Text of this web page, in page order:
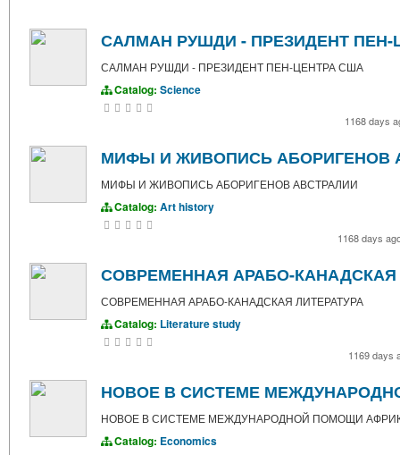
САЛМАН РУШДИ - ПРЕЗИДЕНТ
САЛМАН РУШДИ - ПРЕЗИДЕНТ ПЕН-ЦЕНТРА США
Catalog: Science
1168 days
МИФЫ И ЖИВОПИСЬ АБОРИГЕНОВ
МИФЫ И ЖИВОПИСЬ АБОРИГЕНОВ АВСТРАЛИИ
Catalog: Art history
1168 days
СОВРЕМЕННАЯ АРАБО-КАНАДСКАЯ
СОВРЕМЕННАЯ АРАБО-КАНАДСКАЯ ЛИТЕРАТУРА
Catalog: Literature study
1169 days
НОВОЕ В СИСТЕМЕ
НОВОЕ В СИСТЕМЕ МЕЖДУНАРОДНОЙ ПОМОЩИ
Catalog: Economics